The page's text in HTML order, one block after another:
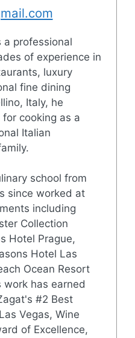
a professional
of experience in
luxury
fine dining
Italy, he
cooking as a
Italian
school from
since worked at
including
Collection
Hotel Prague,
Hotel Las
Ocean Resort
work has earned
#2 Best
Vegas, Wine
of Excellence,